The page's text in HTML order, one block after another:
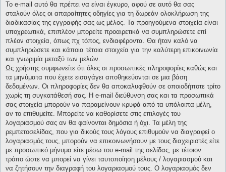
Το e-mail αυτό θα πρέπει να είναι έγκυρο, αφού σε αυτό θα σας
σταλούν όλες οι απαραίτητες οδηγίες για τη δωρεάν ολοκλήρωση της
διαδικασίας της εγγραφής σας ως μέλος. Τα προηγούμενα στοιχεία είναι
υποχρεωτικά, επιπλέον μπορείτε προαιρετικά να συμπληρώσετε επί
πλέον στοιχεία, όπως πχ τόπος, ενδιαφέροντα. Θα ήταν καλό να
συμπληρώσετε και κάποια τέτοια στοιχεία για την καλύτερη επικοινωνία
και γνωριμία μεταξύ των μελών.
Ως χρήστης συμφωνείτε ότι όλες οι προσωπικές πληροφορίες καθώς και
τα μηνύματα που έχετε εισαγάγει αποθηκεύονται σε μια βάση
δεδομένων. Οι πληροφορίες δεν θα αποκαλυφθούν σε οποιοδήποτε τρίτο
χωρίς τη συγκατάθεσή σας. Η e-mail διεύθυνση σας και τα προσωπικά
σας στοιχεία μπορούν να παραμείνουν κρυφά από τα υπόλοιπα μέλη,
αν το επιθυμείτε. Μπορείτε να καθορίσετε στις επιλογές του
λογαριασμού σας αν θα φαίνονται δημόσια ή όχι. Τα μέλη της
ρεμπετοσελίδας, που για δικούς τους λόγους επιθυμούν να διαγραφεί ο
λογαριασμός τους, μπορούν να επικοινωνήσουν με τους διαχειριστές είτε
με προσωπικό μήνυμα είτε μέσω του e-mail της σελίδας, με τέτοιον
τρόπο ώστε να μπορεί να γίνει ταυτοποίηση μέλους / λογαριασμού και
να ζητήσουν την διαγραφή του λογαριασμού τους. Ο λογαριασμός δεν